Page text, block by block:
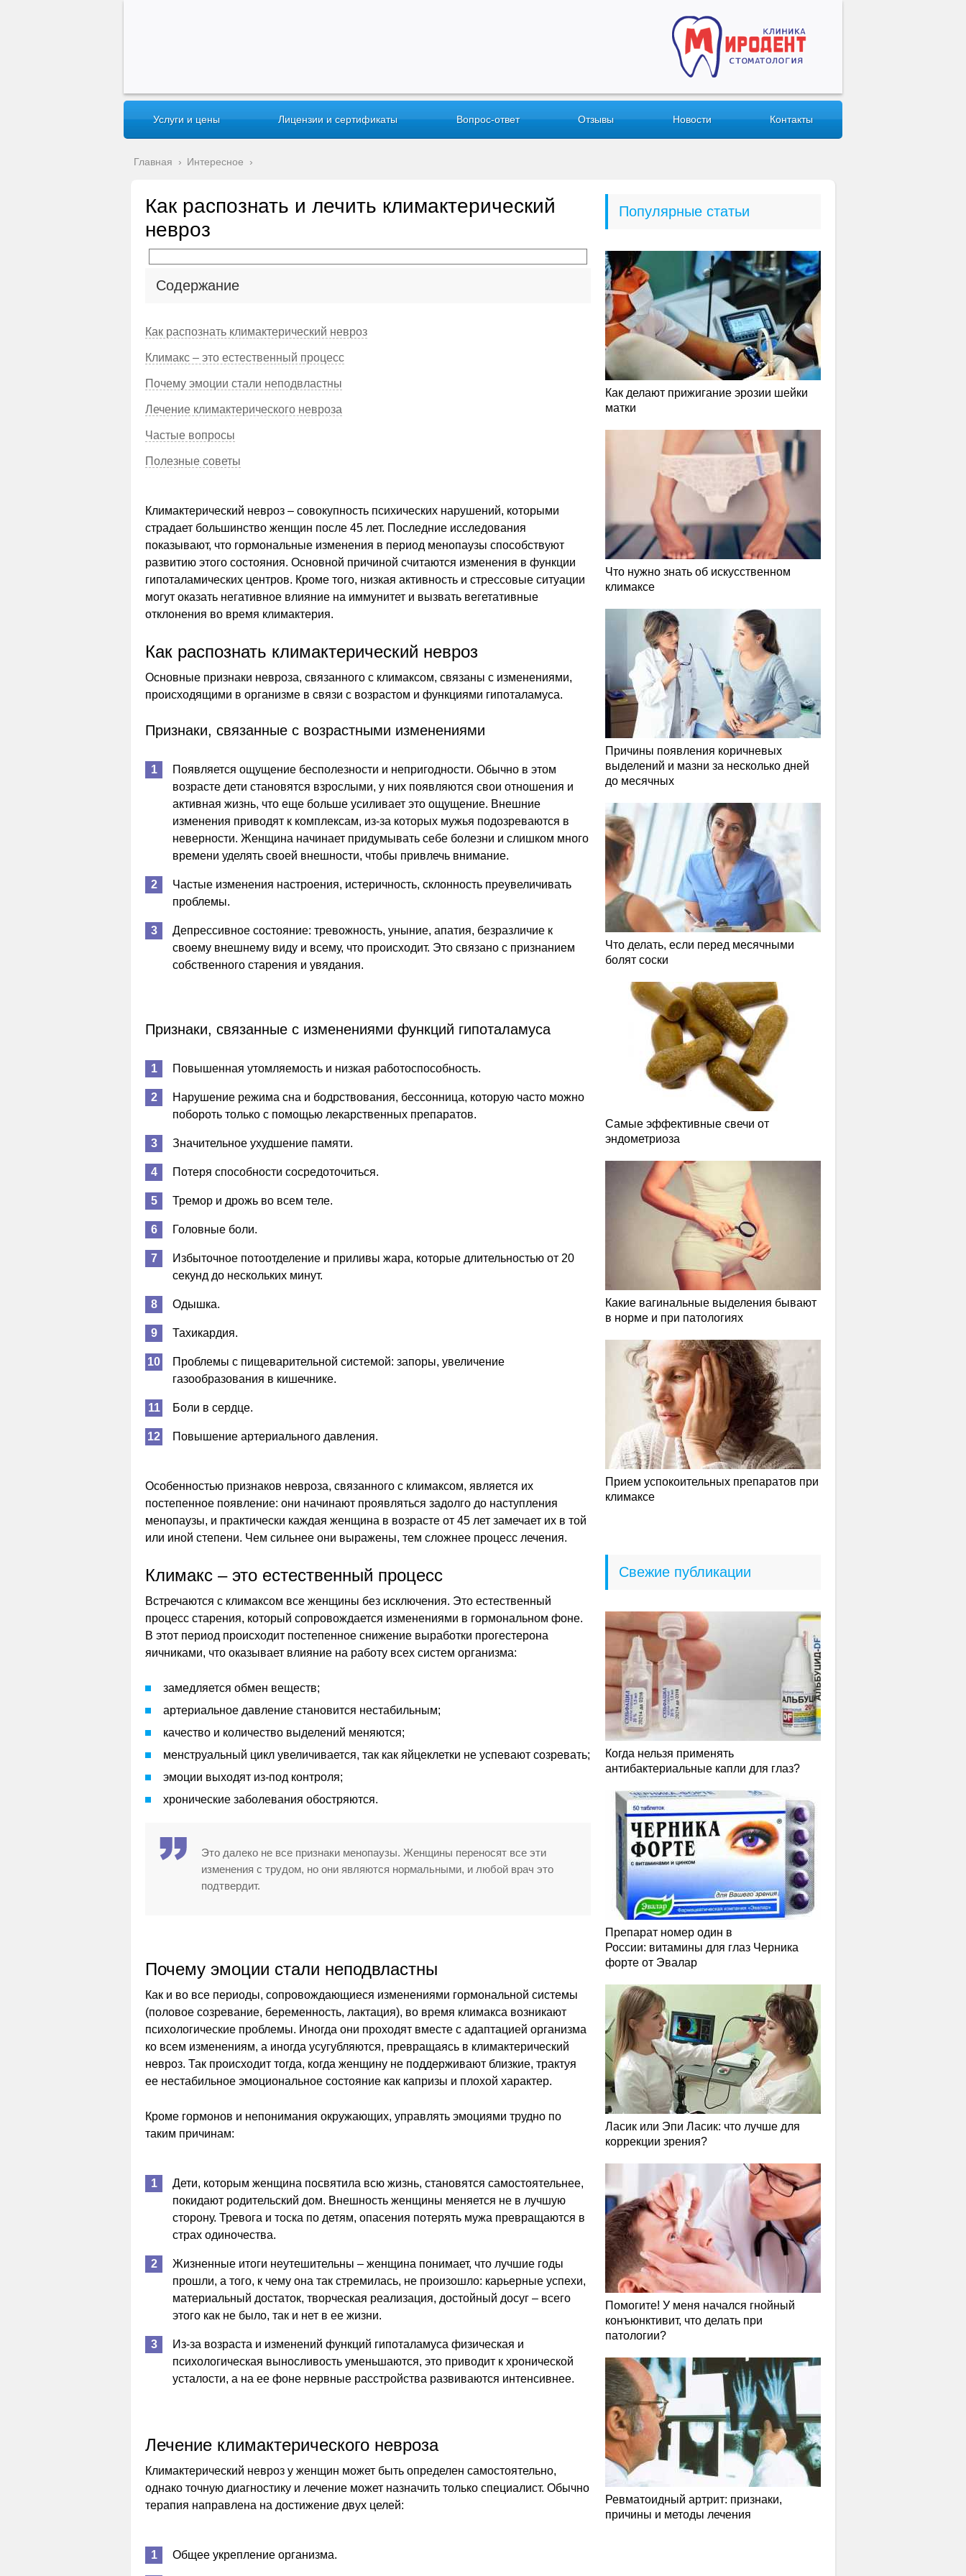
Услуги и цены Лицензии и сертификаты Вопрос-ответ Отзывы Новости Контакты
Главная › Интересное ›
Как распознать и лечить климактерический
невроз
Содержание
Как распознать климактерический невроз
Климакс – это естественный процесс
Почему эмоции стали неподвластны
Лечение климактерического невроза
Частые вопросы
Полезные советы
Климактерический невроз – совокупность психических нарушений, которыми
страдает большинство женщин после 45 лет. Последние исследования
показывают, что гормональные изменения в период менопаузы способствуют
развитию этого состояния. Основной причиной считаются изменения в функции
гипоталамических центров. Кроме того, низкая активность и стрессовые ситуации
могут оказать негативное влияние на иммунитет и вызвать вегетативные
отклонения во время климактерия.
Как распознать климактерический невроз
Основные признаки невроза, связанного с климаксом, связаны с изменениями,
происходящими в организме в связи с возрастом и функциями гипоталамуса.
Признаки, связанные с возрастными изменениями
Появляется ощущение бесполезности и непригодности. Обычно в этом
возрасте дети становятся взрослыми, у них появляются свои отношения и
активная жизнь, что еще больше усиливает это ощущение. Внешние
изменения приводят к комплексам, из-за которых мужья подозреваются в
неверности. Женщина начинает придумывать себе болезни и слишком много
времени уделять своей внешности, чтобы привлечь внимание.
Частые изменения настроения, истеричность, склонность преувеличивать
проблемы.
Депрессивное состояние: тревожность, уныние, апатия, безразличие к
своему внешнему виду и всему, что происходит. Это связано с признанием
собственного старения и увядания.
Признаки, связанные с изменениями функций гипоталамуса
Повышенная утомляемость и низкая работоспособность.
Нарушение режима сна и бодрствования, бессонница, которую часто можно
побороть только с помощью лекарственных препаратов.
Значительное ухудшение памяти.
Потеря способности сосредоточиться.
Тремор и дрожь во всем теле.
Головные боли.
Избыточное потоотделение и приливы жара, которые длительностью от 20
секунд до нескольких минут.
Одышка.
Тахикардия.
Проблемы с пищеварительной системой: запоры, увеличение
газообразования в кишечнике.
Боли в сердце.
Повышение артериального давления.
Особенностью признаков невроза, связанного с климаксом, является их
постепенное появление: они начинают проявляться задолго до наступления
менопаузы, и практически каждая женщина в возрасте от 45 лет замечает их в той
или иной степени. Чем сильнее они выражены, тем сложнее процесс лечения.
Климакс – это естественный процесс
Встречаются с климаксом все женщины без исключения. Это естественный
процесс старения, который сопровождается изменениями в гормональном фоне.
В этот период происходит постепенное снижение выработки прогестерона
яичниками, что оказывает влияние на работу всех систем организма:
замедляется обмен веществ;
артериальное давление становится нестабильным;
качество и количество выделений меняются;
менструальный цикл увеличивается, так как яйцеклетки не успевают созревать;
эмоции выходят из-под контроля;
хронические заболевания обостряются.
Это далеко не все признаки менопаузы. Женщины переносят все эти
изменения с трудом, но они являются нормальными, и любой врач это
подтвердит.
Почему эмоции стали неподвластны
Как и во все периоды, сопровождающиеся изменениями гормональной системы
(половое созревание, беременность, лактация), во время климакса возникают
психологические проблемы. Иногда они проходят вместе с адаптацией организма
ко всем изменениям, а иногда усугубляются, превращаясь в климактерический
невроз. Так происходит тогда, когда женщину не поддерживают близкие, трактуя
ее нестабильное эмоциональное состояние как капризы и плохой характер.
Кроме гормонов и непонимания окружающих, управлять эмоциями трудно по
таким причинам:
Дети, которым женщина посвятила всю жизнь, становятся самостоятельнее,
покидают родительский дом. Внешность женщины меняется не в лучшую
сторону. Тревога и тоска по детям, опасения потерять мужа превращаются в
страх одиночества.
Жизненные итоги неутешительны – женщина понимает, что лучшие годы
прошли, а того, к чему она так стремилась, не произошло: карьерные успехи,
материальный достаток, творческая реализация, достойный досуг – всего
этого как не было, так и нет в ее жизни.
Из-за возраста и изменений функций гипоталамуса физическая и
психологическая выносливость уменьшаются, это приводит к хронической
усталости, а на ее фоне нервные расстройства развиваются интенсивнее.
Лечение климактерического невроза
Климактерический невроз у женщин может быть определен самостоятельно,
однако точную диагностику и лечение может назначить только специалист. Обычно
терапия направлена на достижение двух целей:
Общее укрепление организма.
Популярные статьи
Как делают прижигание эрозии шейки
матки
Что нужно знать об искусственном
климаксе
Причины появления коричневых
выделений и мазни за несколько дней
до месячных
Что делать, если перед месячными
болят соски
Самые эффективные свечи от
эндометриоза
Какие вагинальные выделения бывают
в норме и при патологиях
Прием успокоительных препаратов при
климаксе
Свежие публикации
Когда нельзя применять
антибактериальные капли для глаз?
Препарат номер один в
России: витамины для глаз Черника
форте от Эвалар
Ласик или Эпи Ласик: что лучше для
коррекции зрения?
Помогите! У меня начался гнойный
конъюнктивит, что делать при
патологии?
Ревматоидный артрит: признаки,
причины и методы лечения